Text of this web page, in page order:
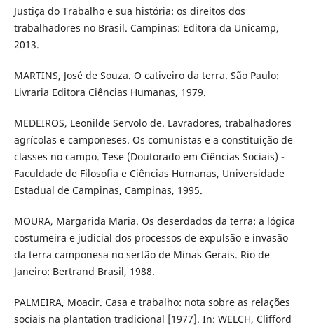
Justiça do Trabalho e sua história: os direitos dos
trabalhadores no Brasil. Campinas: Editora da Unicamp,
2013.
MARTINS, José de Souza. O cativeiro da terra. São Paulo:
Livraria Editora Ciências Humanas, 1979.
MEDEIROS, Leonilde Servolo de. Lavradores, trabalhadores
agrícolas e camponeses. Os comunistas e a constituição de
classes no campo. Tese (Doutorado em Ciências Sociais) -
Faculdade de Filosofia e Ciências Humanas, Universidade
Estadual de Campinas, Campinas, 1995.
MOURA, Margarida Maria. Os deserdados da terra: a lógica
costumeira e judicial dos processos de expulsão e invasão
da terra camponesa no sertão de Minas Gerais. Rio de
Janeiro: Bertrand Brasil, 1988.
PALMEIRA, Moacir. Casa e trabalho: nota sobre as relações
sociais na plantation tradicional [1977]. In: WELCH, Clifford